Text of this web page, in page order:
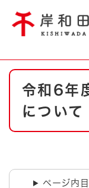
やさしい日本語
防災・
ハザー
本
令和6年
について
ページ内